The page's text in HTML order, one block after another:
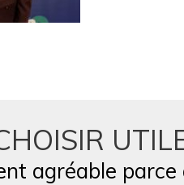
agréable parce